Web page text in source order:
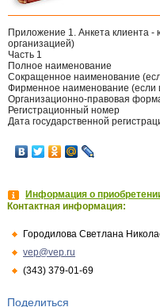
Приложение 1. Анкета клиента -
организацией)
Часть 1
Полное наименование
Сокращенное наименование
Фирменное наименование (если
Организационно-правовая
Регистрационный номер
Дата государственной
Информация о
Контактная информация:
Городилова Светлана
vep@vep.ru
(343) 379-01-69
Поделиться